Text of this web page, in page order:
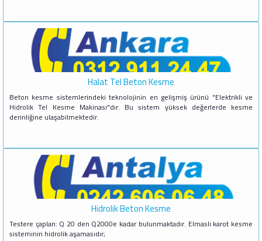
Halat Tel Beton Kesme
Beton kesme sistemlerindeki teknolojinin en gelişmiş ürünü "Elektrikli ve
Hidrolik Tel Kesme Makinası"dır. Bu sistem yüksek değerlerde kesme
derinliğine ulaşabilmektedir.
Hidrolik Beton Kesme
Testere çapları: Q 20 den Q2000e kadar bulunmaktadır. Elmaslı karot kesme
sisteminin hidrolik aşamasıdır;